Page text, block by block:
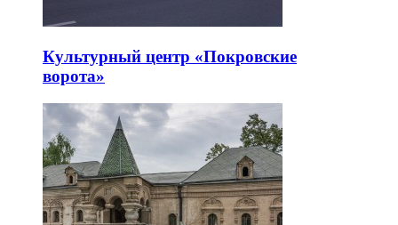
Культурный центр «Покровские
ворота»